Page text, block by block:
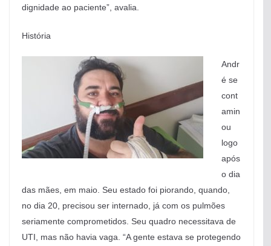
dignidade ao paciente”, avalia.
História
Andr
é se
cont
amin
ou
logo
após
o dia
das mães, em maio. Seu estado foi piorando, quando,
no dia 20, precisou ser internado, já com os pulmões
seriamente comprometidos. Seu quadro necessitava de
UTI, mas não havia vaga. “A gente estava se protegendo